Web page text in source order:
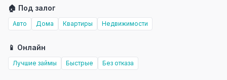
🏠 Под залог
Авто Дома Квартиры Недвижимости
📱 Онлайн
Лучшие займы Быстрые Без отказа